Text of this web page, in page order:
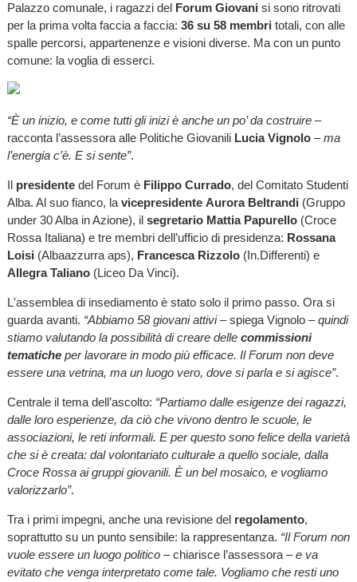
Palazzo comunale, i ragazzi del Forum Giovani si sono ritrovati
per la prima volta faccia a faccia: 36 su 58 membri totali, con alle
spalle percorsi, appartenenze e visioni diverse. Ma con un punto
comune: la voglia di esserci.
“È un inizio, e come tutti gli inizi è anche un po’ da costruire –
racconta l’assessora alle Politiche Giovanili Lucia Vignolo–ma
l’energia c’è. E si sente”.
Il presidentedel Forum è Filippo Currado, del Comitato Studenti
Alba. Al suo fianco, la vicepresidente Aurora Beltrandi (Gruppo
under 30 Alba in Azione), il segretario Mattia Papurello(Croce
Rossa Italiana) e tre membri dell’ufficio di presidenza: Rossana
Loisi (Albaazzurra aps), Francesca Rizzolo(In.Differenti) e
Allegra Taliano(Liceo Da Vinci).
L'assemblea di insediamento è stato solo il primo passo. Ora si
guarda avanti. “Abbiamo 58 giovani attivi –spiega Vignolo –quindi
stiamo valutando la possibilità di creare delle commissioni
tematicheper lavorare in modo più efficace. Il Forum non deve
essere una vetrina, ma un luogo vero, dove si parla e si agisce”.
Centrale il tema dell’ascolto: “Partiamo dalle esigenze dei ragazzi,
dalle loro esperienze, da ciò che vivono dentro le scuole, le
associazioni, le reti informali. E per questo sono felice della varietà
che si è creata: dal volontariato culturale a quello sociale, dalla
Croce Rossa ai gruppi giovanili. È un bel mosaico, e vogliamo
valorizzarlo”.
Tra i primi impegni, anche una revisione del regolamento,
soprattutto su un punto sensibile: la rappresentanza. “Il Forum non
vuole essere un luogo politico –chiarisce l’assessora –e va
evitato che venga interpretato come tale. Vogliamo che resti uno